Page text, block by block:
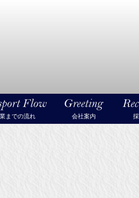
までの流れ 会社案内